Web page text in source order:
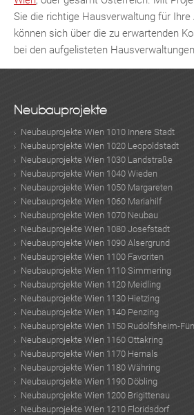
Sie die richtige Hausverwaltung für Ihre
können sich über die zu erwartenden
bei den aufgelisteten
Neubauprojekte
Neubauprojekte Wien 1010 Innere Stadt
Neubauprojekte Wien 1020 Leopoldstadt
Neubauprojekte Wien 1030 Landstraße
Neubauprojekte Wien 1040 Wieden
Neubauprojekte Wien 1050 Margareten
Neubauprojekte Wien 1060 Mariahilf
Neubauprojekte Wien 1070 Neubau
Neubauprojekte Wien 1080 Josefstadt
Neubauprojekte Wien 1090 Alsergrund
Neubauprojekte Wien 1100 Favoriten
Neubauprojekte Wien 1110 Simmering
Neubauprojekte Wien 1120 Meidling
Neubauprojekte Wien 1130 Hietzing
Neubauprojekte Wien 1140 Penzing
Neubauprojekte Wien 1150 Rudolfsheim-
Neubauprojekte Wien 1160 Ottakring
Neubauprojekte Wien 1170 Hernals
Neubauprojekte Wien 1180 Währing
Neubauprojekte Wien 1190 Döbling
Neubauprojekte Wien 1200 Brigittenau
Neubauprojekte Wien 1210 Floridsdorf